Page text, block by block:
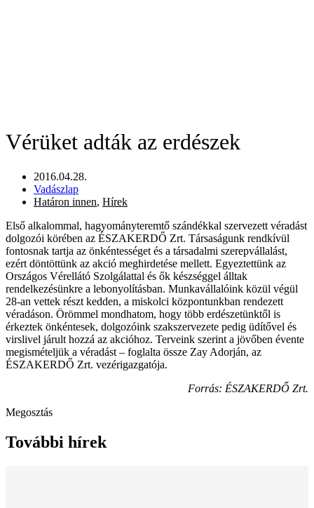
Vérüket adták az erdészek
2016.04.28.
Vadászlap
Határon innen, Hírek
Első alkalommal, hagyományteremtő szándékkal szervezett véradást
dolgozói körében az ÉSZAKERDŐ Zrt. Társaságunk rendkívül
fontosnak tartja az önkéntességet és a társadalmi szerepvállalást,
ezért döntöttünk az akció meghirdetése mellett. Egyeztettünk az
Országos Vérellátó Szolgálattal és ők készséggel álltak
rendelkezésünkre a lebonyolításban. Munkavállalóink közül végül
28-an vettek részt kedden, a miskolci központunkban rendezett
véradáson. Örömmel mondhatom, hogy több erdészetünktől is
érkeztek önkéntesek, dolgozóink szakszervezete pedig üdítővel és
virslivel járult hozzá az akcióhoz. Terveink szerint a jövőben évente
megismételjük a véradást – foglalta össze Zay Adorján, az
ÉSZAKERDŐ Zrt. vezérigazgatója.
Forrás: ÉSZAKERDŐ Zrt.
Megosztás
További hírek